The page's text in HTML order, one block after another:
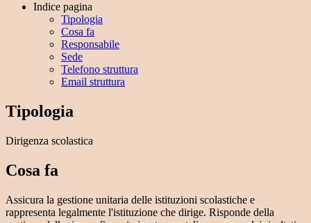
Indice pagina
Tipologia
Cosa fa
Responsabile
Sede
Telefono struttura
Email struttura
Tipologia
Dirigenza scolastica
Cosa fa
Assicura la gestione unitaria delle istituzioni scolastiche e
rappresenta legalmente l'istituzione che dirige. Risponde della